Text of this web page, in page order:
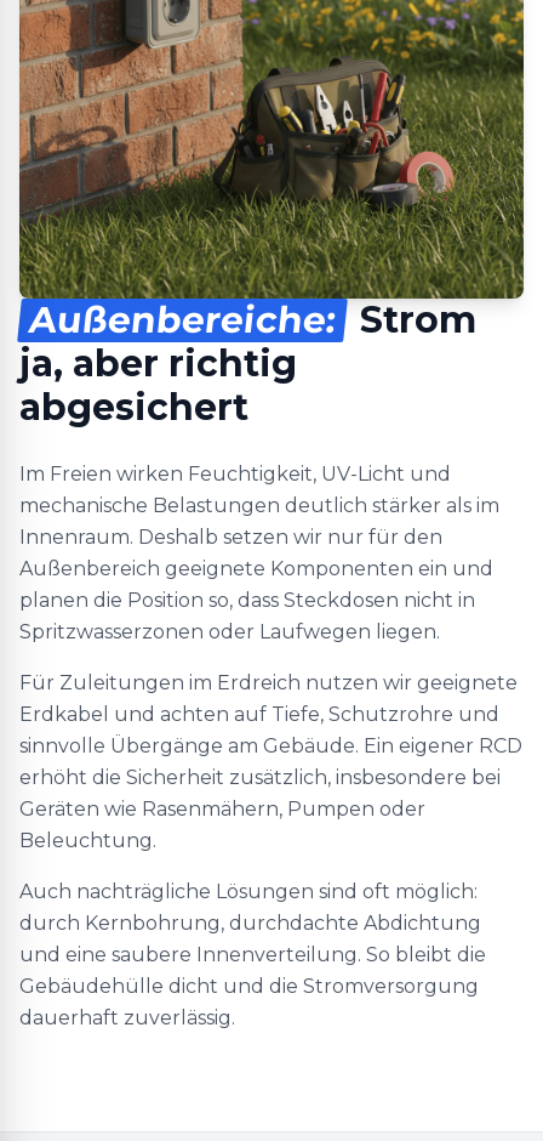
Außenbereiche: Strom
ja, aber richtig
abgesichert
Im Freien wirken Feuchtigkeit, UV-Licht und
mechanische Belastungen deutlich stärker als im
Innenraum. Deshalb setzen wir nur für den
Außenbereich geeignete Komponenten ein und
planen die Position so, dass Steckdosen nicht in
Spritzwasserzonen oder Laufwegen liegen.
Für Zuleitungen im Erdreich nutzen wir geeignete
Erdkabel und achten auf Tiefe, Schutzrohre und
sinnvolle Übergänge am Gebäude. Ein eigener RCD
erhöht die Sicherheit zusätzlich, insbesondere bei
Geräten wie Rasenmähern, Pumpen oder
Beleuchtung.
Auch nachträgliche Lösungen sind oft möglich:
durch Kernbohrung, durchdachte Abdichtung
und eine saubere Innenverteilung. So bleibt die
Gebäudehülle dicht und die Stromversorgung
dauerhaft zuverlässig.